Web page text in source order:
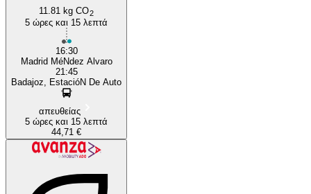
11.81 kg CO2
5 ώρες και 15 λεπτά
16:30
Madrid MéNdez Alvaro
21:45
Badajoz, EstacióN De Auto
απευθείας
5 ώρες και 15 λεπτά
44,71 €